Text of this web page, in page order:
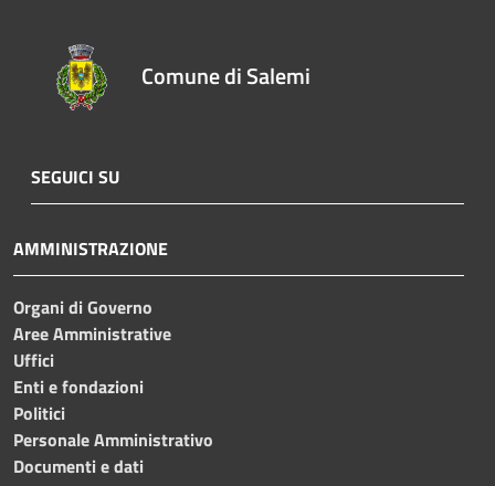
Comune di Salemi
SEGUICI SU
AMMINISTRAZIONE
Organi di Governo
Aree Amministrative
Uffici
Enti e fondazioni
Politici
Personale Amministrativo
Documenti e dati